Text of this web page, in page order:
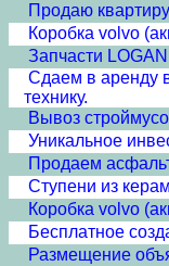
Продаю
Коробка volvo
Запчасти LOGAN
Сдаем в аренду
технику.
Вывоз
Уникальное
Продаем
Ступени из
Коробка volvo
Бесплатное
Размещение